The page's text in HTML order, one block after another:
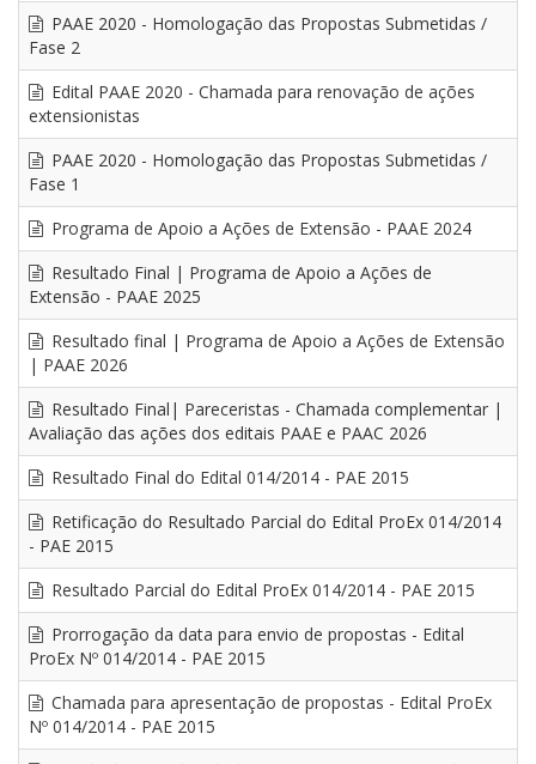
PAAE 2020 - Homologação das Propostas Submetidas /
Fase 2
Edital PAAE 2020 - Chamada para renovação de ações
extensionistas
PAAE 2020 - Homologação das Propostas Submetidas /
Fase 1
Programa de Apoio a Ações de Extensão - PAAE 2024
Resultado Final | Programa de Apoio a Ações de
Extensão - PAAE 2025
Resultado final | Programa de Apoio a Ações de Extensão
| PAAE 2026
Resultado Final| Pareceristas - Chamada complementar |
Avaliação das ações dos editais PAAE e PAAC 2026
Resultado Final do Edital 014/2014 - PAE 2015
Retificação do Resultado Parcial do Edital ProEx 014/2014
- PAE 2015
Resultado Parcial do Edital ProEx 014/2014 - PAE 2015
Prorrogação da data para envio de propostas - Edital
ProEx Nº 014/2014 - PAE 2015
Chamada para apresentação de propostas - Edital ProEx
Nº 014/2014 - PAE 2015